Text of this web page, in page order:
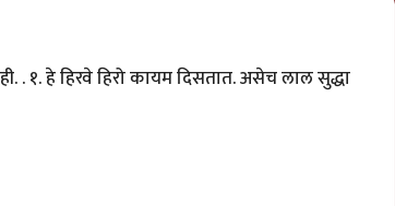
. १. हे हिरवे हिरो कायम दिसतात. असेच लाल सुद्धा